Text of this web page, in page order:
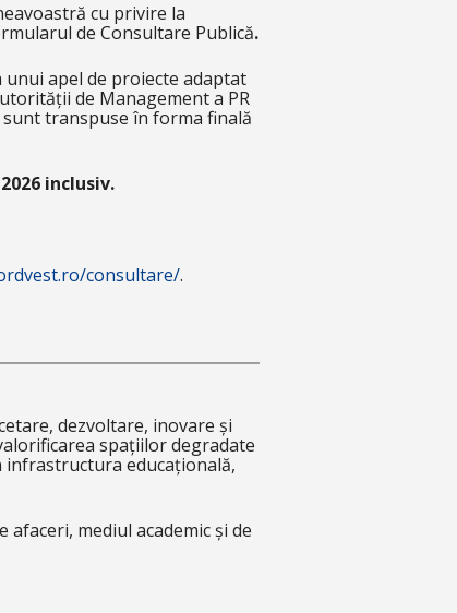
cu privire la
de Consultare Publică.
apel de proiecte adaptat
de Management a PR
sunt transpuse în forma finală
inclusiv.
consultare/.
dezvoltare, inovare și
spațiilor degradate
educațională,
mediul academic și de